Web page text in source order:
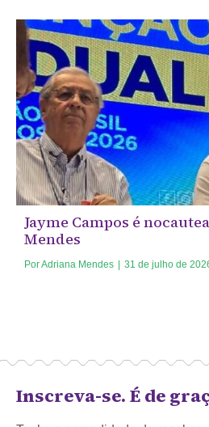
Jayme Campos é
Mendes
PorAdriana Mendes 31 de julho de
Inscreva-se. É de